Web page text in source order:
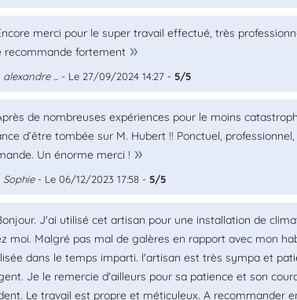
merci pour le super travail effectué, très
recommande fortement
alexandre ... - Le 27/09/2024 14:27 - 5/5
de nombreuses expériences pour le moins
d’être tombée sur M. Hubert !! Ponctuel,
Un énorme merci !
Sophie- Le 06/12/2023 17:58 - 5/5
J'ai utilisé cet artisan pour une installation de
moi. Malgré pas mal de galères en rapport avec mon
dans le temps imparti. l'artisan est très sympa et
Je le remercie d'ailleurs pour sa patience et son
Le travail est propre et méticuleux. A recommander